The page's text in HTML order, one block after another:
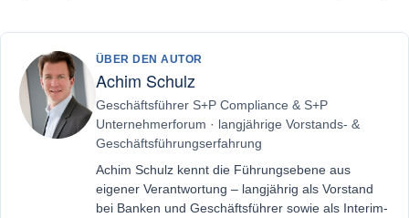
ÜBER DEN AUTOR
Achim Schulz
Geschäftsführer S+P Compliance & S+P
Unternehmerforum · langjährige Vorstands- &
Geschäftsführungserfahrung
Achim Schulz kennt die Führungsebene aus
eigener Verantwortung – langjährig als Vorstand
bei Banken und Geschäftsführer sowie als Interim-